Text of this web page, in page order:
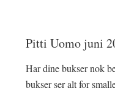
Pitti Uomo juni
Har dine bukser nok
bukser ser alt for